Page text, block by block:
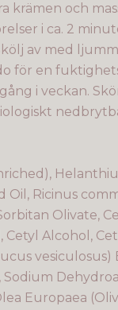
krämen och
i ca. 2
av med
för en
i veckan.
Oil, Ricinus
Olivate,
Cetyl Alcohol,
vesiculosus)
Sodium
Europaea